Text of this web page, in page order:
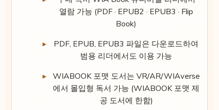
열람 가능 (PDF · EPUB2 · EPUB3 · Flip
Book)
PDF, EPUB, EPUB3 파일은 다운로드하여
범용 리더에서도 이용 가능
WIABOOK 포맷 도서는 VR/AR/WIAverse
에서 몰입형 독서 가능 (WIABOOK 포맷 제
공 도서에 한함)